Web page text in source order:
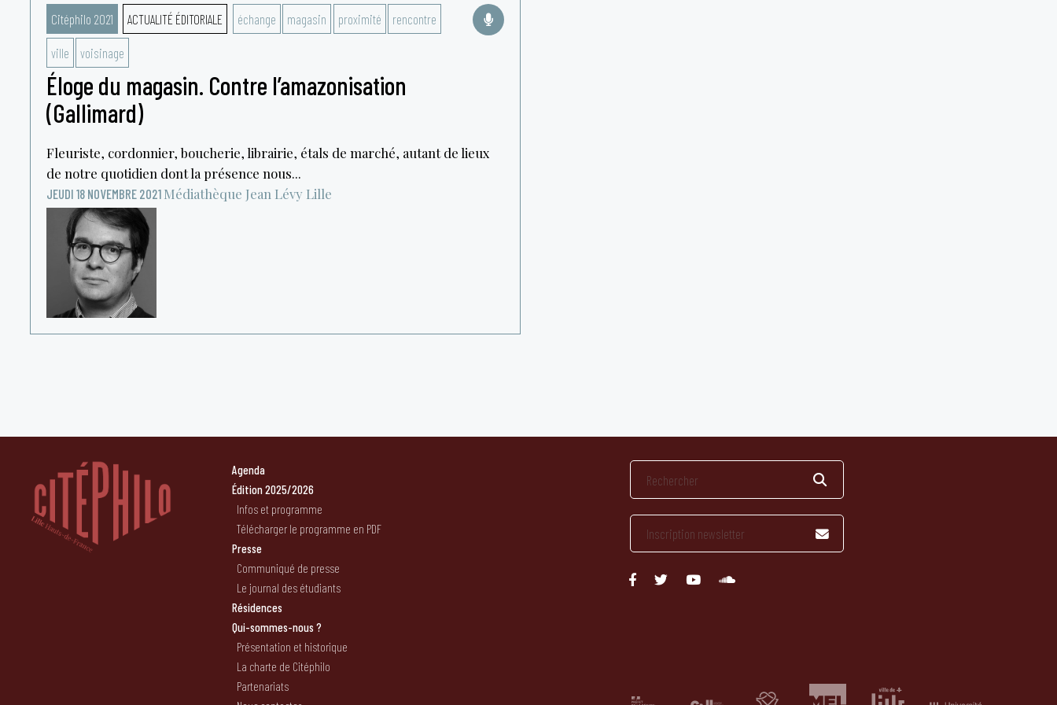
Citéphilo 2021 ACTUALITÉ ÉDITORIALE échange magasin proximité rencontre
ville voisinage
Éloge du magasin. Contre l’amazonisation
(Gallimard)
Fleuriste, cordonnier, boucherie, librairie, étals de marché, autant de lieux
de notre quotidien dont la présence nous...
JEUDI 18 NOVEMBRE 2021 Médiathèque Jean Lévy Lille
Agenda
Édition 2025/2026
Infos et programme
Télécharger le programme en PDF
Presse
Communiqué de presse
Le journal des étudiants
Résidences
Qui-sommes-nous ?
Présentation et historique
La charte de Citéphilo
Partenariats